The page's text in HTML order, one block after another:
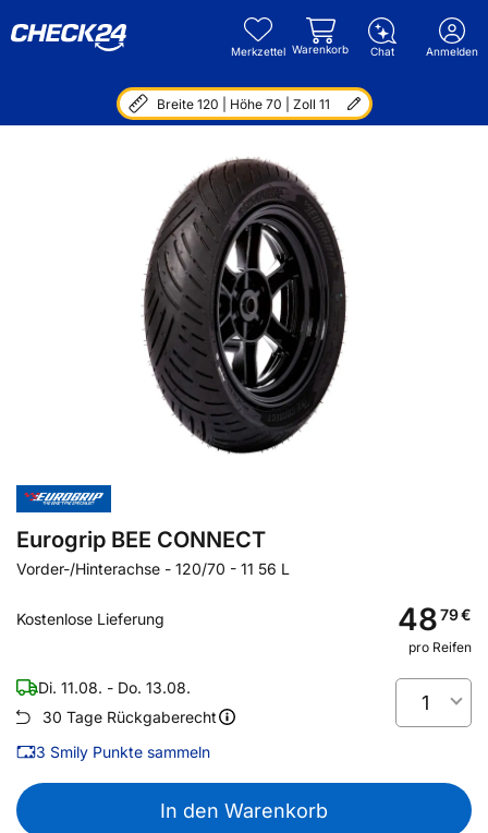
Merkzettel Warenkorb Chat Anmelden
Breite 120 | Höhe 70 | Zoll 11
Eurogrip BEE CONNECT
Vorder-/Hinterachse - 120/70 - 11 56 L
Kostenlose Lieferung 4879€
pro Reifen
Di. 11.08. - Do. 13.08.
30 Tage Rückgaberecht
3 Smily Punkte sammeln
1
In den Warenkorb